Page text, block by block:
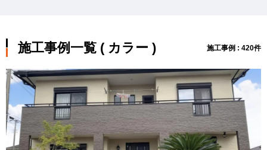
施工事例一覧 ( カラー ) 施工事例 : 420件